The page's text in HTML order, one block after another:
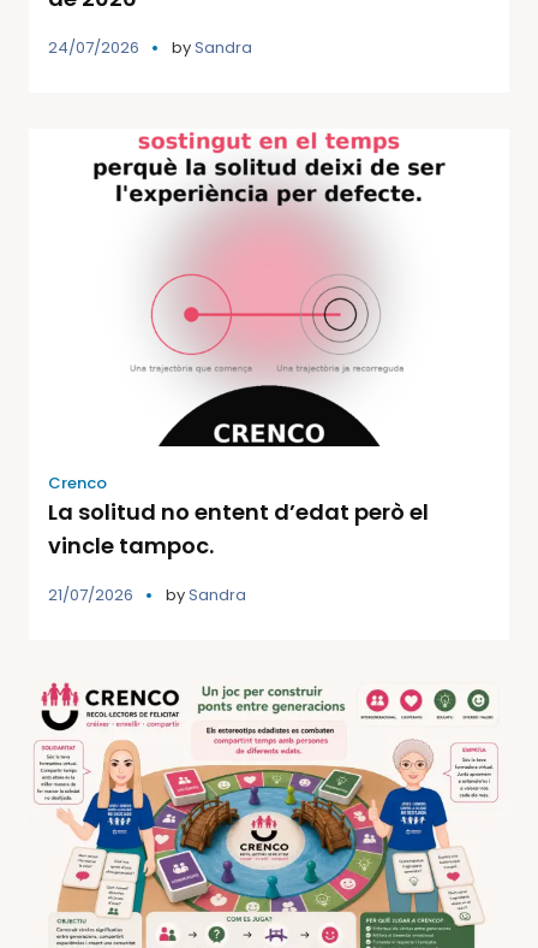
24/07/2026 bySandra
Crenco
La solitud no entent d’edat però el
vincle tampoc.
21/07/2026 bySandra